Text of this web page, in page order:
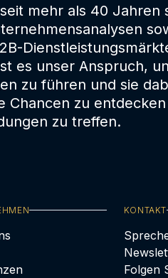
mehr als 40 Jahren
es unser Anspruch,
zu führen und sie
Chancen zu
zu treffen.
KONTAKT
Folgen